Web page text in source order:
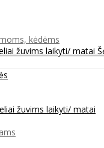
kėdėms
žuvims laikyti/ matai
žuvims laikyti/ matai